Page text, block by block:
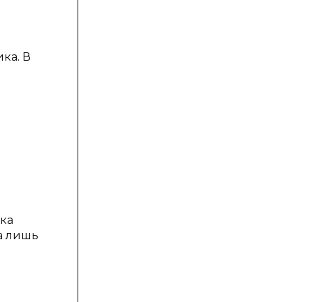
В
лишь